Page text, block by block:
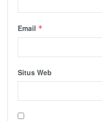
Email *
Situs Web